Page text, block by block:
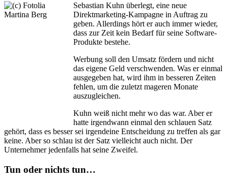
Sebastian Kuhn überlegt, eine neue
Direktmarketing-Kampagne in Auftrag zu
geben. Allerdings hört er auch immer wieder,
dass zur Zeit kein Bedarf für seine Software-
Produkte bestehe.
Werbung soll den Umsatz fördern und nicht
das eigene Geld verschwenden. Was er einmal
ausgegeben hat, wird ihm in besseren Zeiten
fehlen, um die zuletzt mageren Monate
auszugleichen.
Kuhn weiß nicht mehr wo das war. Aber er
hatte irgendwann einmal den schlauen Satz
gehört, dass es besser sei irgendeine Entscheidung zu treffen als gar
keine. Aber so schlau ist der Satz vielleicht auch nicht. Der
Unternehmer jedenfalls hat seine Zweifel.
Tun oder nichts tun…